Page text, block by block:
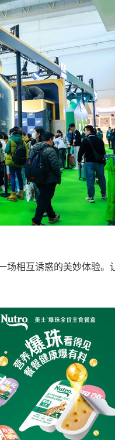
相互诱惑的美妙体验。